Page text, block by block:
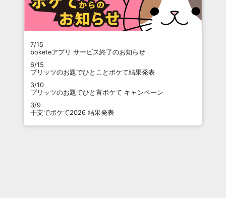
7/15
boketeアプリ サービス終了のお知らせ
6/15
プリッツのお題でひとことボケて結果発表
3/10
プリッツのお題でひと言ボケて キャンペーン
3/9
干支でボケて2026 結果発表